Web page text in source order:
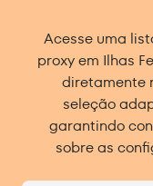
Acesse uma
proxy em Ilhas
diretamente
seleção
garantindo
sobre as